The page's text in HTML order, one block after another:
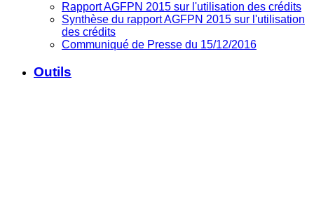
Rapport AGFPN 2015 sur l'utilisation des crédits
Synthèse du rapport AGFPN 2015 sur l'utilisation
des crédits
Communiqué de Presse du 15/12/2016
Outils